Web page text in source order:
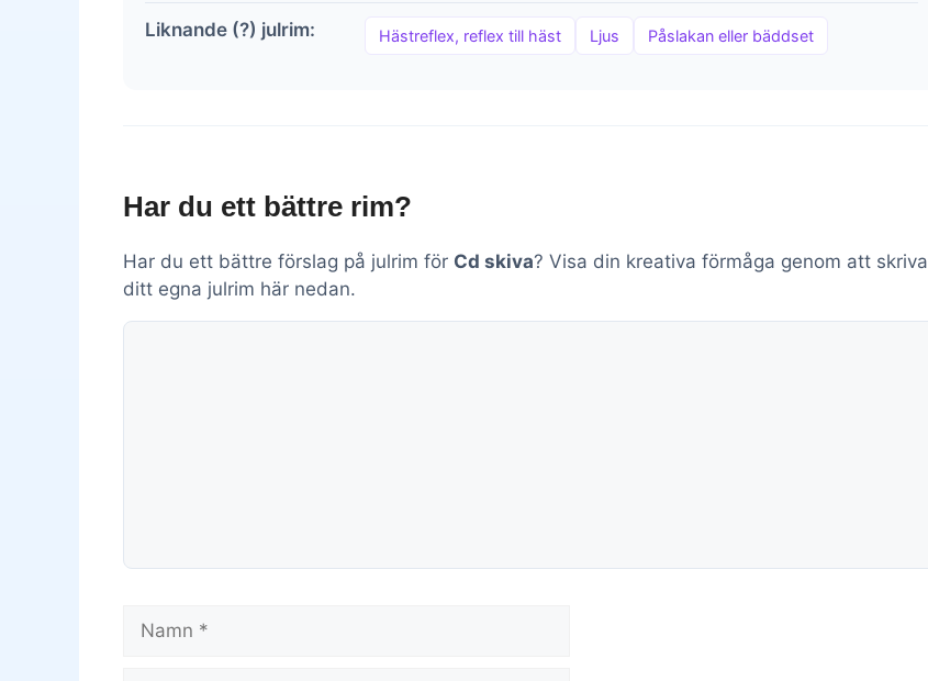
Liknande (?) julrim: Hästreflex, reflex till häst Ljus Påslakan eller bäddset
Har du ett bättre rim?
Har du ett bättre förslag på julrim för Cd skiva? Visa din kreativa förmåga genom att skriva
ditt egna julrim här nedan.
Kommentar